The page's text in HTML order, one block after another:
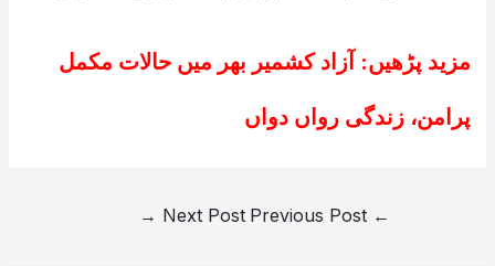
مزید پڑھیں: آزاد کشمیر بھر میں حالات مکمل
پرامن، زندگی رواں دواں
←
Next Post
→